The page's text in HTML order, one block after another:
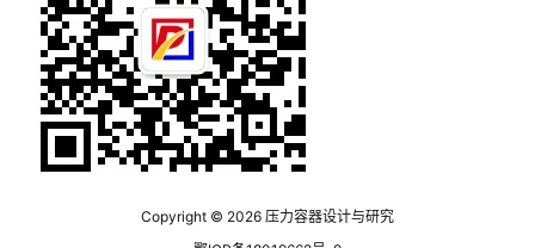
Copyright © 2026 压力容器设计与研究